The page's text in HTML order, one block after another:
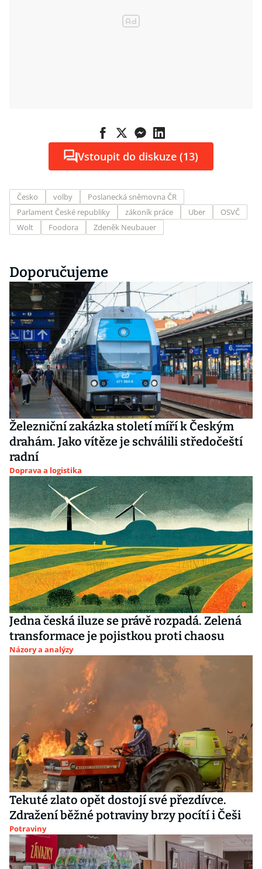
Vstoupit do diskuze (13)
Česko volby
Poslanecká sněmovna ČR
Parlament České republiky
zákoník práce Uber
OSVČ
Wolt
Foodora Zdeněk Neubauer
Doporučujeme
Železniční zakázka století míří k Českým
drahám. Jako vítěze je schválili středočeští
radní
Doprava a logistika
Jedna česká iluze se právě rozpadá. Zelená
transformace je pojistkou proti chaosu
Názory a analýzy
Tekuté zlato opět dostojí své přezdívce.
Zdražení běžné potraviny brzy pocítí i Češi
Potraviny